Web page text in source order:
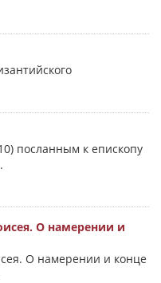
посланным к епископу
О намерении и
О намерении и конце